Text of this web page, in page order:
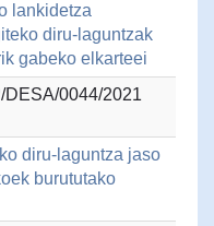
lankidetza
diru-laguntzak
gabeko elkarteei
DESA/0044/2021
diru-laguntza jaso
burututako